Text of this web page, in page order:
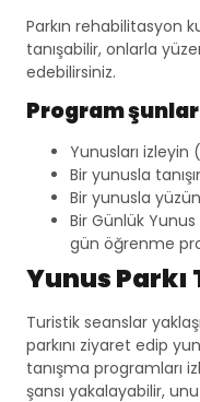
Parkın rehabilitasyon
tanışabilir, onlarla
edebilirsiniz.
Program
Yunusları
Bir yunusla
Bir yunusla
Bir Günlük
gün öğrenme
Yunus
Turistik seanslar
parkını ziyaret edip
tanışma programları
şansı yakalayabilir,